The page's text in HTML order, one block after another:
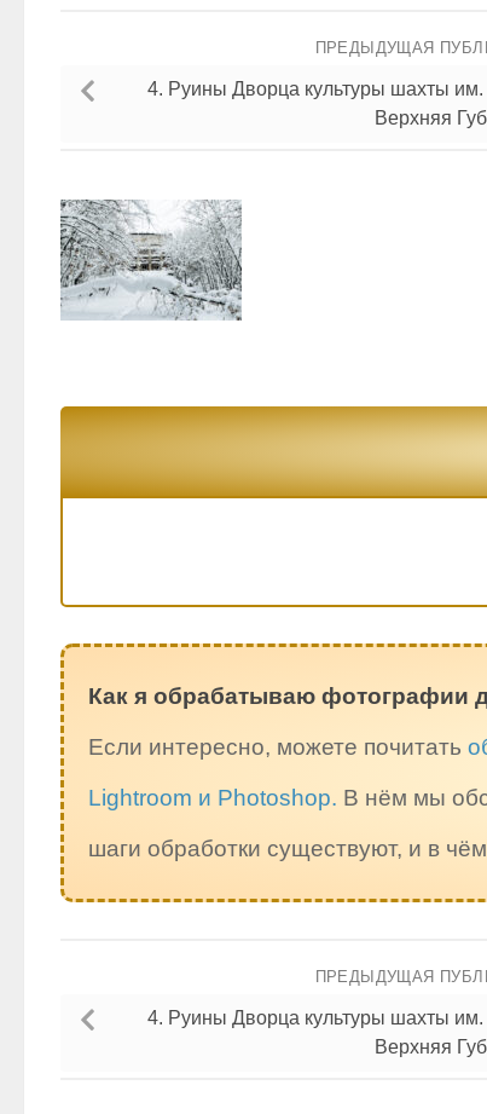
ПРЕДЫДУЩАЯ
4. Руины Дворца культуры шахты им.
Верхняя
Как я обрабатываю фотографии
Если интересно, можете почитать
Lightroom и Photoshop. В нём мы
шаги обработки существуют, и в
ПРЕДЫДУЩАЯ
4. Руины Дворца культуры шахты им.
Верхняя